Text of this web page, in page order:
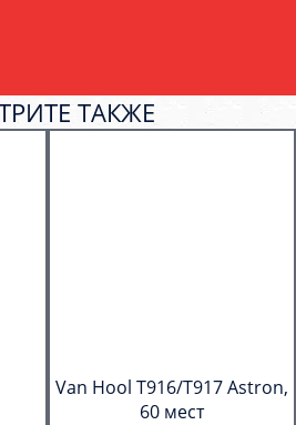
ТАКЖЕ
Van Hool T916/T917 Astron,
60 мест